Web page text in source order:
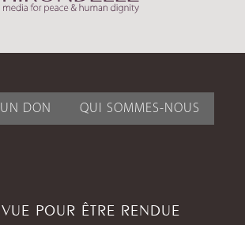
DON QUI SOMMES-NOUS
POUR ÊTRE RENDUE